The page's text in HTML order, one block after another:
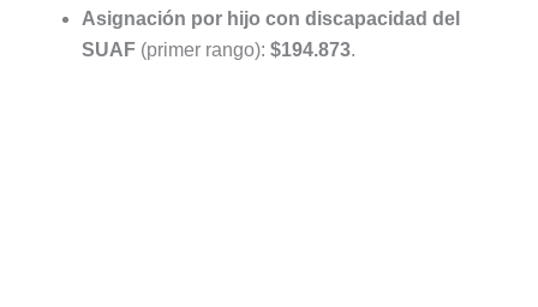
Asignación por hijo con discapacidad del
SUAF (primer rango): $194.873.